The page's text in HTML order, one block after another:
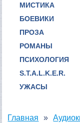
МИСТИКА
БОЕВИКИ
ПРОЗА
РОМАНЫ
ПСИХОЛОГИЯ
S.T.A.L.K.E.R.
УЖАСЫ
Главная